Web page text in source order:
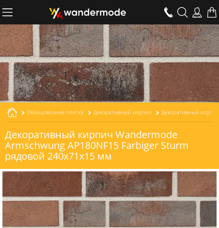
Облицовочная плитка Декоративный кирпич
Декоративный кирпич Wandermode
Armschwung AP180NF15 Farbiger Sturm
рядовой 240x71x15 мм